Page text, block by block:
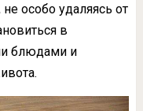
особо удаляясь от
в
блюдами и